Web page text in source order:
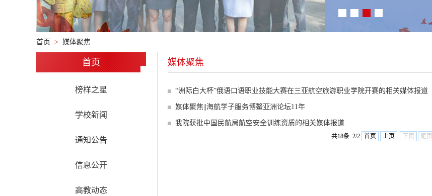
首页 > 媒体聚焦
首页
榜样之星
学校新闻
通知公告
信息公开
高教动态
媒体聚焦
“洲际白大杯”俄语口语职业技能大赛在三亚航空旅游职业学院开赛的相关媒体报道
媒体聚焦||海航学子服务博鳌亚洲论坛11年
我院获批中国民航局航空安全训练资质的相关媒体报道
共18条 2/2 首页 上页 下页 尾页